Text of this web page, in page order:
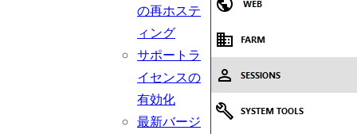
の再ホステ
ィング
サポートラ
イセンスの
有効化
最新バージ